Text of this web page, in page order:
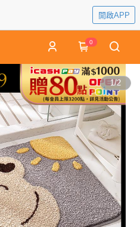
開啟APP
0
1/2